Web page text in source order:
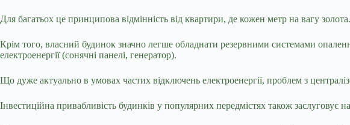
Для багатьох це принципова відмінність від квартири, де кожен метр на вагу золота.
Крім того, власний будинок значно легше обладнати резервними системами
електроенергії (сонячні панелі, генератор).
Що дуже актуально в умовах частих відключень електроенергії, проблем з
Інвестиційна привабливість будинків у популярних передмістях також заслуговує